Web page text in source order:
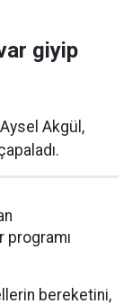
giyip
Aysel Akgül,
programı
bereketini,